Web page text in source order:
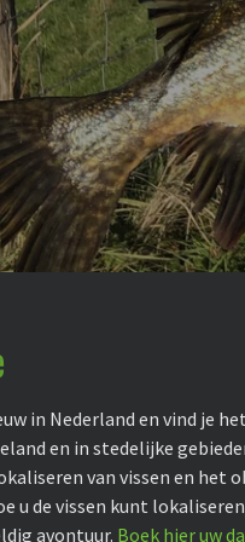
in Nederland en vind je
en in stedelijke
van vissen en het
u de vissen kunt
avontuur. Boek hier uw